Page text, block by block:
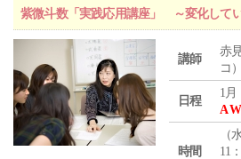
紫微斗数「実践応用講座」 ～変化して
講師
赤
コ
日程
1月
A
時間
（
11